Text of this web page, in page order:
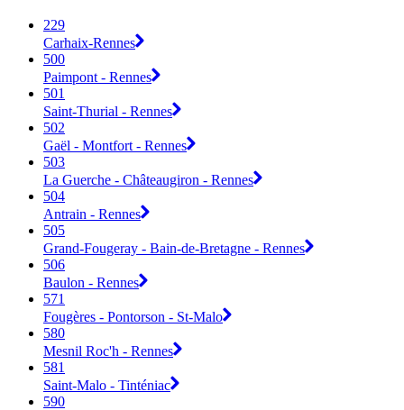
229
Carhaix-Rennes
500
Paimpont - Rennes
501
Saint-Thurial - Rennes
502
Gaël - Montfort - Rennes
503
La Guerche - Châteaugiron - Rennes
504
Antrain - Rennes
505
Grand-Fougeray - Bain-de-Bretagne - Rennes
506
Baulon - Rennes
571
Fougères - Pontorson - St-Malo
580
Mesnil Roc'h - Rennes
581
Saint-Malo - Tinténiac
590